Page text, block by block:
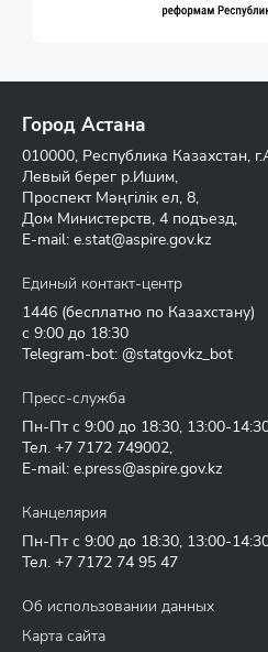
Город Астана
010000, Республика Казахстан,
Левый берег р.Ишим,
Проспект Мәңгілік ел, 8,
Дом Министерств, 4 подъезд,
E-mail: e.stat@aspire.gov.kz
Единый контакт-центр
1446 (бесплатно по Казахстану)
с 9:00 до 18:30
Telegram-bot: @statgovkz_bot
Пресс-служба
Пн-Пт с 9:00 до 18:30, 13:00-
Тел. +7 7172 749002,
E-mail: e.press@aspire.gov.kz
Канцелярия
Пн-Пт с 9:00 до 18:30, 13:00-
Тел. +7 7172 74 95 47
Об использовании данных
Карта сайта